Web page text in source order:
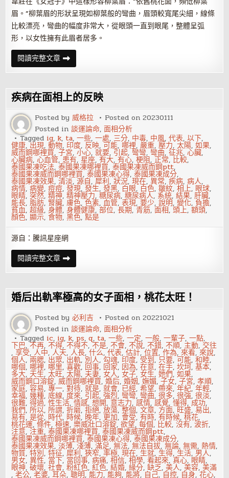
眉。”柳葉眉的形狀呈現如柳葉般的彎曲，眉頭較寬尾尖細，線條
比較漂亮，彎曲的幅度非常大，從眼頭一直到眼尾，整體呈弧
形，以女性擁有此眉者居多。
閱讀完整文章面
相
解
何
為
柳
葉
眉
疾病在面相上的反映
Posted by威格拉 Posted on20230111
Posted in談運論命,面相分析
Tagged ig, k, ta,一些,一處, 三分, 中毒, 中風,代表,以下,
健康,出現,動物, 印度, 反映,可能, 哪裡,嚴重,壓力,太陽,如果,
威而鋼哪裡買,子宮,小心,就要, 引起,彎彎, 彎曲,征兆,心臟,
心臟病,心血管, 患有, 星座,有大,有心,梗阻,正常, 比較,
泰國果凍吃法,泰國果凍哪裡買,泰國果凍威而鋼ptt,
泰國果凍威而鋼哪裡買,泰國果凍心得,泰國果凍成分,
泰國果凍效果,清淡,源自,犀利,狀況,現在,異常,疾病,病人,
病情,病變,痘痘,發現,發生,發黑, 白眼, 白色,皺紋,相上, 眼球,
眼睛,突然,精神,精神壓力,糖尿病,糖尿病人, 系統,結果,肝臟,
能長,脂肪, 腎臟,膚色,色素,血管,表現,要少,說明,變化, 負擔,
貧血,超級,身體,身體健康,部位,長期,青筋,面相,頭上,額頭,
顏色,顯示,食物,黑色,點是
源自：騰訊星座網
閱讀完整文章疾
病
在
相
上
的
反
映
婚后出軌率極高的女子面相，桃花太旺！
Posted by必利吉 Posted on20221021
Posted in談運論命,面相分析
Tagged ic, ig, k, ps,q, ta,一些,一定,一般,一輩子,一點,
下巴,不再,不得,不得不,不是,不會,不說,不錯,不順,主動, 交往
,享受,人中,人天,人長,什么,代表,估計,位置,作為,來看,來說,
個人, 兩腮, 出眾, 出軌, 別人,勾魂, 印度, 受到, 只要,可能,和睦,
哪個, 哪裡, 哪里,喜歡, 回事, 回家, 因為,在意,在手,坎坷,基本,
多大, 天生,太旺,太陽, 夫妻,女人,女子,女生,她們,如果,
威而鋼口溶錠,威而鋼哪裡買,婚后,婚姻,嫵媚,子女,子宮,孝順,
家庭,容易,專一,對待,就是,就會, 已經,希望,帶來,年紀,年輕,
幸福,幾種,底線,度來, 引起,強烈, 彎彎, 彎曲,很多,很強,很淡,
很難,得過,性生活,情感,想開, 意志力,感情,感覺,懂得, 成功,
我們,所以,所謂,折磨,拒絕,放蕩,整個,文章, 方面, 旺盛,易出,
易有,是從, 時代, 時候, 晚年, 更加, 會受,有時,有時候,桃花,
桃花運,條件,極速,樂威壯口溶錠,欲望,每個, 比較,沒有,波折,
注意,注重,泰國果凍哪裡買,泰國果凍威而鋼ptt,
泰國果凍威而鋼哪裡買,泰國果凍心得,泰國果凍成分,
泰國果凍效果,淡薄,淺薄,滿足,無法,無法自拔,無論,無需,熱情,
物質,特別,特征,犀利,狹窄,率極,現在,生就,生得,生活, 男人,
男女,異性, 當下, 當回事,病痛,相信,相學,看起來,真心, 眼睛,
眼神,破壞,社會,粉紅色,紅色,結婚,緣分,缺乏,美人,美容,美滿
,老公,老婆,耳朵,聰明, 能力, 能夠, 能將, 自己, 自控, 自身,花心,